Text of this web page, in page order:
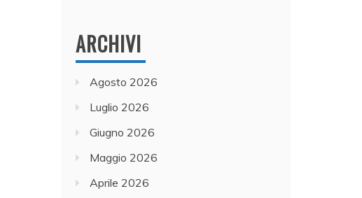
ARCHIVI
Agosto 2026
Luglio 2026
Giugno 2026
Maggio 2026
Aprile 2026